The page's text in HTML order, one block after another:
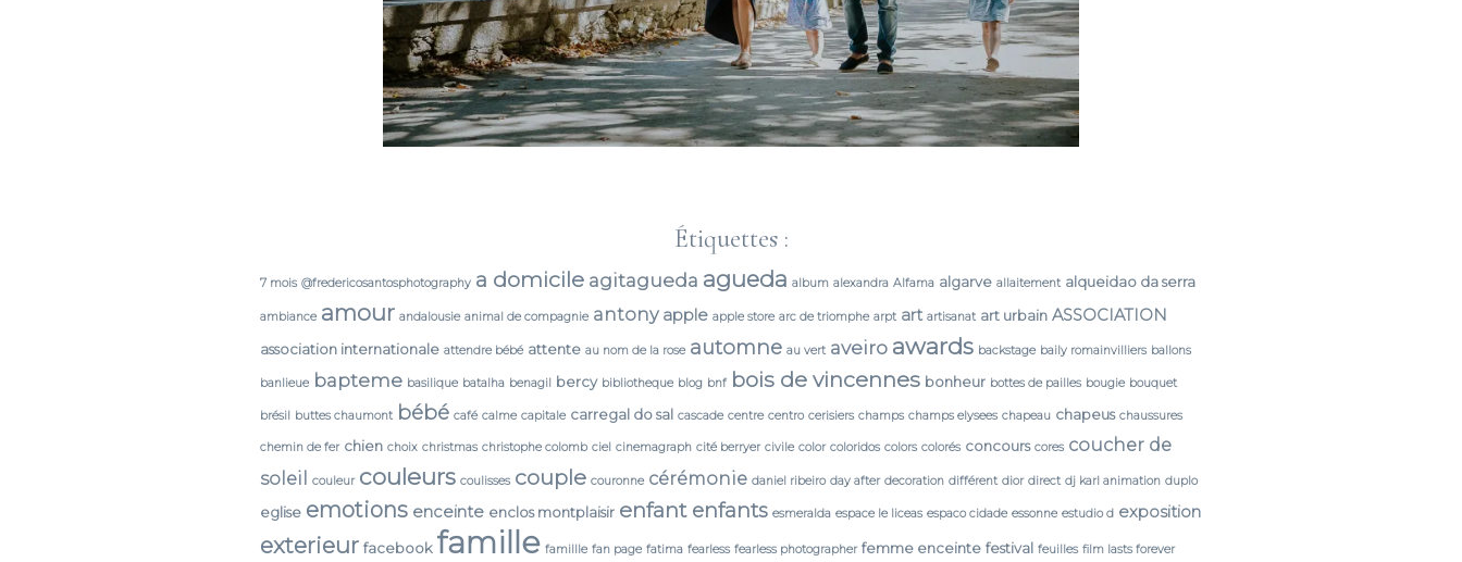
Étiquettes :
7 mois @fredericosantosphotography a domicile agitagueda agueda album alexandra Alfama algarve allaitement alqueidao da serra
ambiance amour andalousie animal de compagnie antony apple apple store arc de triomphe arpt art artisanat art urbain ASSOCIATION
association internationale attendre bébé attente au nom de la rose automne au vert aveiro awards backstage baily romainvilliers ballons
banlieue bapteme basilique batalha benagil bercy bibliotheque blog bnf bois de vincennes bonheur bottes de pailles bougie bouquet
brésil buttes chaumont bébé café calme capitale carregal do sal cascade centre centro cerisiers champs champs elysees chapeau chapeus chaussures
chemin de fer chien choix christmas christophe colomb ciel cinemagraph cité berryer civile color coloridos colors colorés concours cores coucher de
soleil couleur couleurs coulisses couple couronne cérémonie daniel ribeiro day after decoration différent dior direct dj karl animation duplo
eglise emotions enceinte enclos montplaisir enfant enfants esmeralda espace le liceas espaco cidade essonne estudio d exposition
exterieur facebook famille famillle fan page fatima fearless fearless photographer femme enceinte festival feuilles film lasts forever